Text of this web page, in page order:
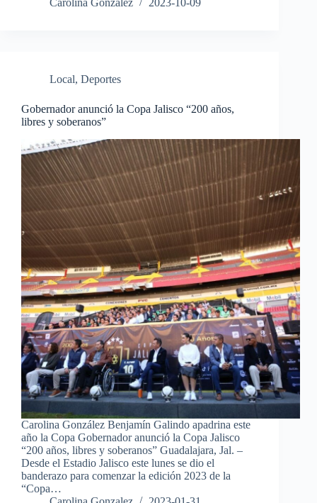
Carolina Gonzalez 2023-10-09
Local, Deportes
Gobernador anunció la Copa Jalisco “200 años,
libres y soberanos”
Carolina González Benjamín Galindo apadrina este
año la Copa Gobernador anunció la Copa Jalisco
“200 años, libres y soberanos” Guadalajara, Jal. –
Desde el Estadio Jalisco este lunes se dio el
banderazo para comenzar la edición 2023 de la
“Copa…